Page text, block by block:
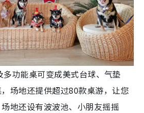
功能桌可变成美式台球、气垫
场地还提供超过80款桌游，让您
地还设有波波池、小朋友摇摇